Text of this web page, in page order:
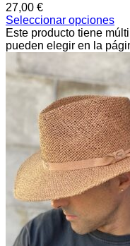
27,00 €
Seleccionar opciones
Este producto tiene
pueden elegir en la